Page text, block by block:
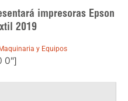
impresoras Epson
2019
y Equipos
0″]